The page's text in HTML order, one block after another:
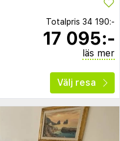
Totalpris 34 190:-
17 095:-
läs mer
Välj resa